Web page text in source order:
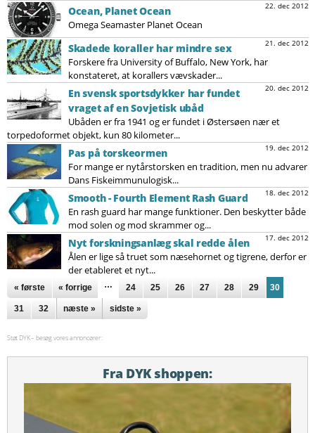
22. dec 2012
Ocean, Planet Ocean
Omega Seamaster Planet Ocean
21. dec 2012
Skadede koraller har mindre sex
Forskere fra University of Buffalo, New York, har
konstateret, at korallers vævskader...
20. dec 2012
En svensk sportsdykker har fundet
vraget af en Sovjetisk ubåd
Ubåden er fra 1941 og er fundet i Østersøen nær et
torpedoformet objekt, kun 80 kilometer...
19. dec 2012
Pas på torskeormen
For mange er nytårstorsken en tradition, men nu advarer
Dans Fiskeimmunulogisk...
18. dec 2012
Smooth - Fourth Element Rash Guard
En rash guard har mange funktioner. Den beskytter både
mod solen og mod skrammer og...
17. dec 2012
Nyt forskningsanlæg skal redde ålen
Ålen er lige så truet som næsehornet og tigrene, derfor er
der etableret et nyt...
Sider
« første « forrige … 24 25 26 27 28 29 30
31 32 næste » sidste »
Støt DYK – besøg vores annoncører:
Fra DYK shoppen: